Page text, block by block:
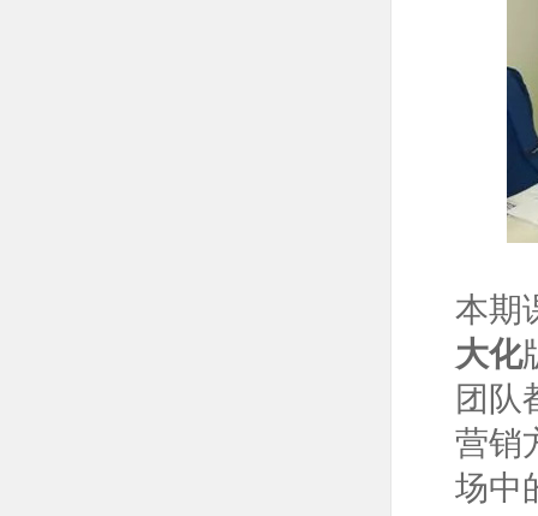
本期
大化
团队
营销
场中